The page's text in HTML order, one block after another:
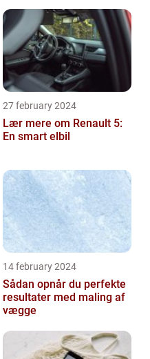
27 february 2024
Lær mere om Renault 5:
En smart elbil
14 february 2024
Sådan opnår du perfekte
resultater med maling af
vægge